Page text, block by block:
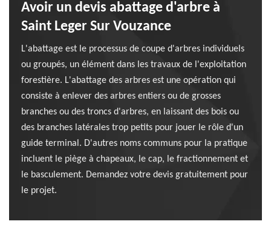
Avoir un devis abattage d'arbre à
Saint Leger Sur Vouzance
L'abattage est le processus de coupe d'arbres individuels
ou groupés, un élément dans les travaux de l'exploitation
forestière. L'abattage des arbres est une opération qui
consiste à enlever des arbres entiers ou de grosses
branches ou des troncs d'arbres, en laissant des bois ou
des branches latérales trop petits pour jouer le rôle d'un
guide terminal. D'autres noms communs pour la pratique
incluent le piège à chapeaux, le cap, le fractionnement et
le basculement. Demandez votre devis gratuitement pour
le projet.